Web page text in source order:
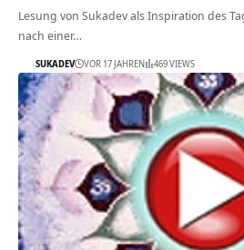
Lesung von Sukadev als Inspiration des
nach einer…
SUKADEV VOR 17 JAHREN 469 VIEWS